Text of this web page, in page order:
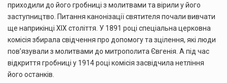
приходили до його гробниці з молитвами та вірили у його
заступництво. Питання канонізації святителя почали вивчати
ще наприкінці XIX століття. У 1891 році спеціальна церковна
комісія збирала свідчення про допомогу та зцілення, які люди
пов’язували з молитвами до митрополита Євгенія. А під час
відкриття гробниці у 1914 році комісія засвідчила нетління
його останків.